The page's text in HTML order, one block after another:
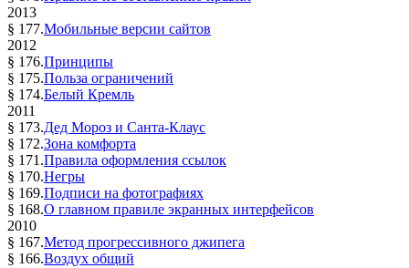
2013
§ 177.Мобильные версии сайтов
2012
§ 176.Принципы
§ 175.Польза ограничений
§ 174.Белый Кремль
2011
§ 173.Дед Мороз и Санта-Клаус
§ 172.Зона комфорта
§ 171.Правила оформления ссылок
§ 170.Негры
§ 169.Подписи на фотографиях
§ 168.О главном правиле экранных интерфейсов
2010
§ 167.Метод прогрессивного джипега
§ 166.Воздух общий